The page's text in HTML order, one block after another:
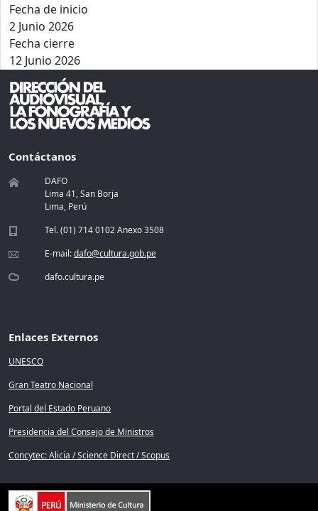
Fecha de inicio
2 Junio 2026
Fecha cierre
12 Junio 2026
Contáctanos
DAFO
Lima 41, San Borja
Lima, Perú
Tel. (01) 714 0102 Anexo 3508
E-mail:dafo@cultura.gob.pe
dafo.cultura.pe
Enlaces Externos
UNESCO
Gran Teatro Nacional
Portal del Estado Peruano
Presidencia del Consejo de Ministros
Concytec: Alicia / Science Direct / Scopus